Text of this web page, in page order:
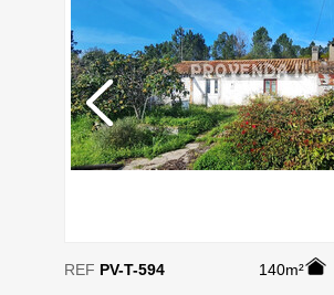
140m²
REF PV-T-594